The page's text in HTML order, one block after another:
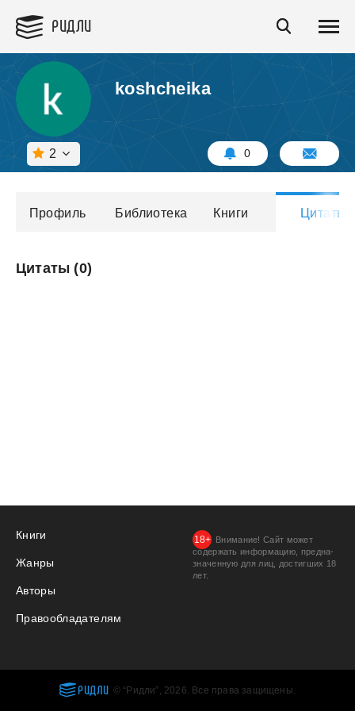
РИДЛИ
koshcheika
2 0
Профиль Библиотека Книги Цитаты
Цитаты (0)
Книги
Жанры
Авторы
Правообладателям
Внимание! Сайт может
содержать информацию, предна­
значенную для лиц, дости­гших 18
лет.
РИДЛИ © “Ридли”, 2026. Все права защищены.